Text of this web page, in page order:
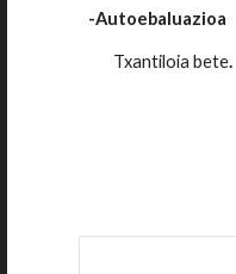
-Autoebaluazioa
Txantiloia bete.